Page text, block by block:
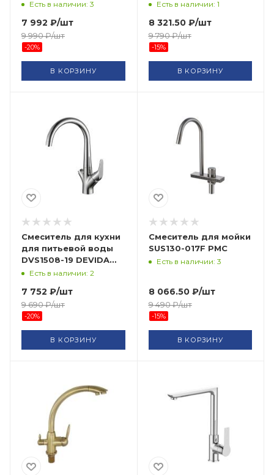
Есть в наличии: 3
7 992 ₽/шт
9 990₽/шт
-20%
В КОРЗИНУ
Есть в наличии: 1
8 321.50₽/шт
9 790₽/шт
-15%
В КОРЗИНУ
Смеситель для кухни
для питьевой воды
DVS1508-19 DEVIDA
СТМЕсть в наличии: 2
7 752 ₽/шт
9 690₽/шт
-20%
В КОРЗИНУ
Смеситель для мойки
SUS130-017F РМС
Есть в наличии: 3
8 066.50₽/шт
9 490₽/шт
-15%
В КОРЗИНУ